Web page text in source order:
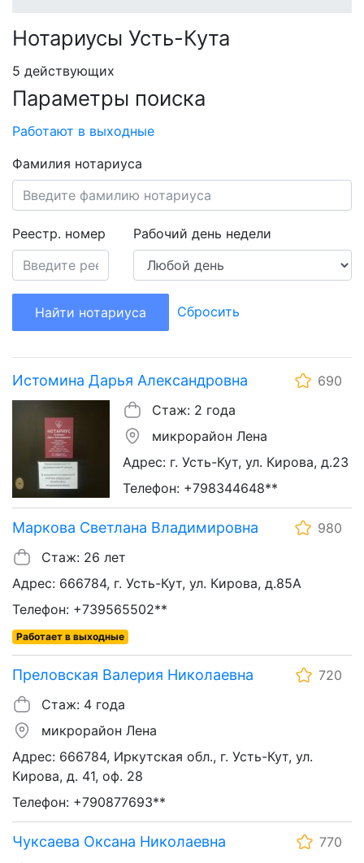
Нотариусы Усть-Кута
5 действующих
Параметры поиска
Работают в выходные
Фамилия нотариуса
Реестр. номер Рабочий день недели
Найти нотариуса Сбросить
Истомина Дарья Александровна
690
Стаж: 2 года
микрорайон Лена
Адрес: г. Усть-Кут, ул. Кирова, д.23
Телефон: +798344648**
Маркова Светлана Владимировна
980
Стаж: 26 лет
Адрес: 666784, г. Усть-Кут, ул. Кирова, д.85А
Телефон: +739565502**
Работает в выходные
Преловская Валерия Николаевна
720
Стаж: 4 года
микрорайон Лена
Адрес: 666784, Иркутская обл., г. Усть-Кут, ул.
Кирова, д. 41, оф. 28
Телефон: +790877693**
Чуксаева Оксана Николаевна 770